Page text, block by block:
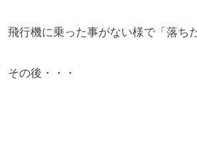
飛行機に乗った事がない様で「落ち
その後・・・